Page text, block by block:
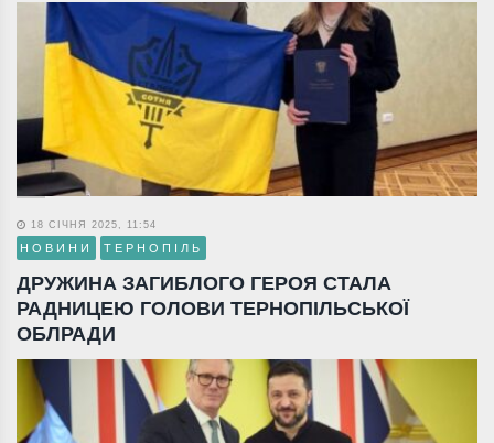
18 СІЧНЯ 2025, 11:54
НОВИНИ ТЕРНОПІЛЬ
ДРУЖИНА ЗАГИБЛОГО ГЕРОЯ СТАЛА
РАДНИЦЕЮ ГОЛОВИ ТЕРНОПІЛЬСЬКОЇ
ОБЛРАДИ